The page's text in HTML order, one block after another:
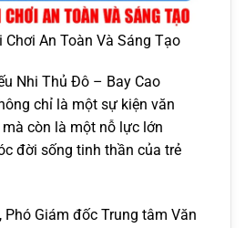
Chơi An Toàn Và Sáng Tạo
Nhi Thủ Đô – Bay Cao
chỉ là một sự kiện văn
còn là một nỗ lực lớn
đời sống tinh thần của trẻ
Phó Giám đốc Trung tâm Văn